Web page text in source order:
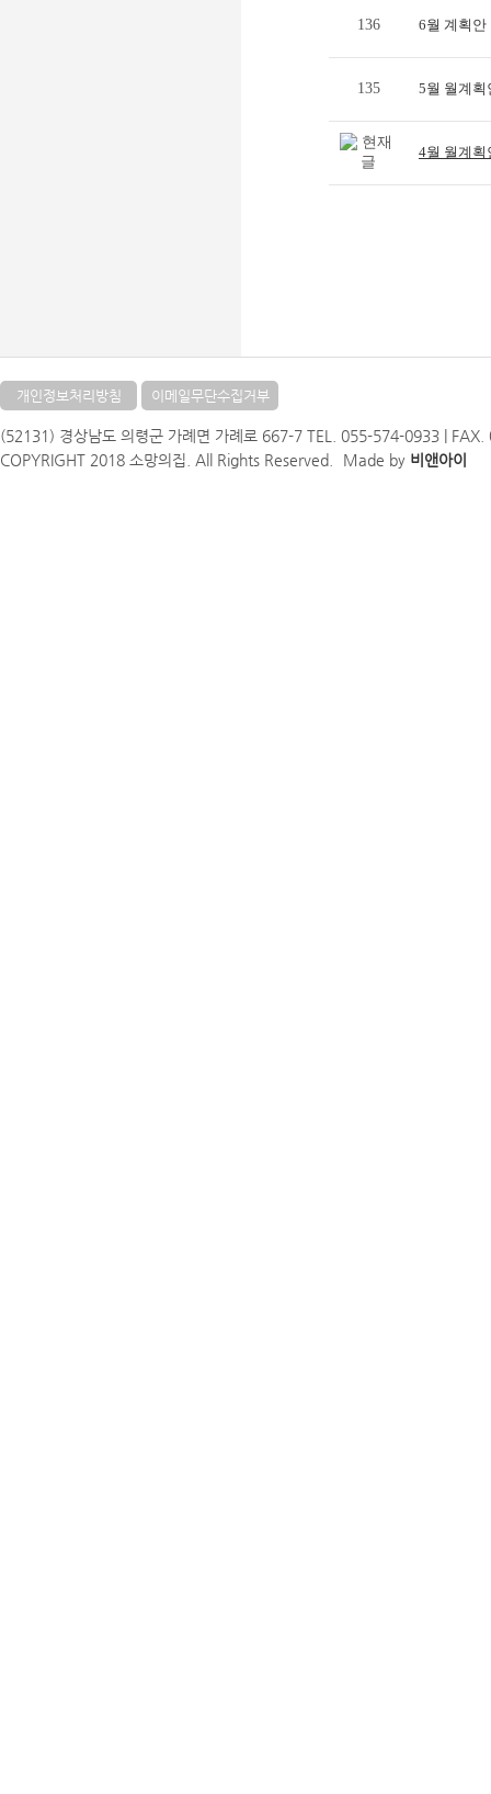
136 6월 계획안
135 5월 월계획
4월 월계획
개인정보처리방침 이메일무단수집거부
(52131) 경상남도 의령군 가례면 가례로 667-7 TEL. 055-574-0933 |
COPYRIGHT 2018 소망의집. All Rights Reserved.
Made by 비앤아이